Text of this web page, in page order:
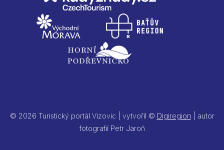
© 2026 Turistický portál Vizovic | vytvořil © Digiregion | autor
fotografií Petr Jaroň